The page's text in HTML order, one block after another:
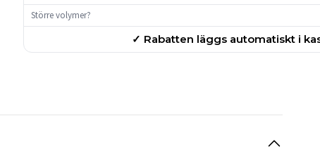
Större volymer?
✓ Rabatten läggs automatiskt i